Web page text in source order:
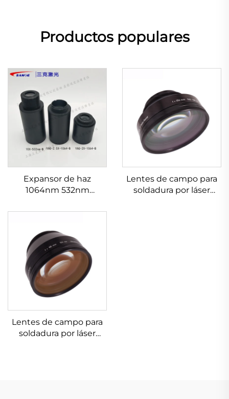
Productos populares
Expansor de haz
1064nm 532nm
Lentes de campo para
soldadura por láser
Lentes de campo para
soldadura por láser